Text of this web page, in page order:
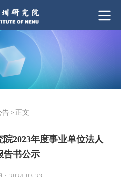
告> 正文
2023年度事业单位法人
告书公示